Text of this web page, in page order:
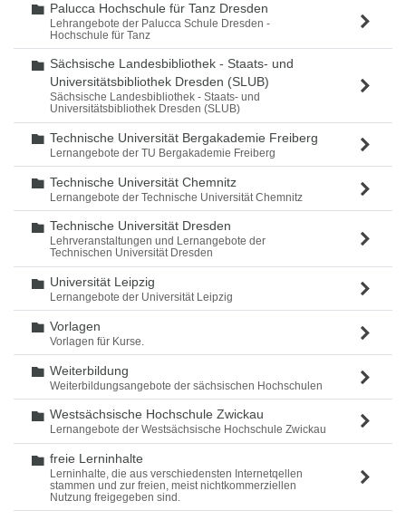
Ordner
Palucca Hochschule für Tanz Dresden
Lehrangebote der Palucca Schule Dresden -
Hochschule für Tanz
Ordner
Sächsische Landesbibliothek - Staats- und
Universitätsbibliothek Dresden (SLUB)
Sächsische Landesbibliothek - Staats- und
Universitätsbibliothek Dresden (SLUB)
Ordner
Technische Universität Bergakademie Freiberg
Lernangebote der TU Bergakademie Freiberg
Ordner
Technische Universität Chemnitz
Lernangebote der Technische Universität Chemnitz
Ordner
Technische Universität Dresden
Lehrveranstaltungen und Lernangebote der
Technischen Universität Dresden
Ordner
Universität Leipzig
Lernangebote der Universität Leipzig
Ordner
Vorlagen
Vorlagen für Kurse.
Ordner
Weiterbildung
Weiterbildungsangebote der sächsischen Hochschulen
Ordner
Westsächsische Hochschule Zwickau
Lernangebote der Westsächsische Hochschule Zwickau
Ordner
freie Lerninhalte
Lerninhalte, die aus verschiedensten Internetqellen
stammen und zur freien, meist nichtkommerziellen
Nutzung freigegeben sind.